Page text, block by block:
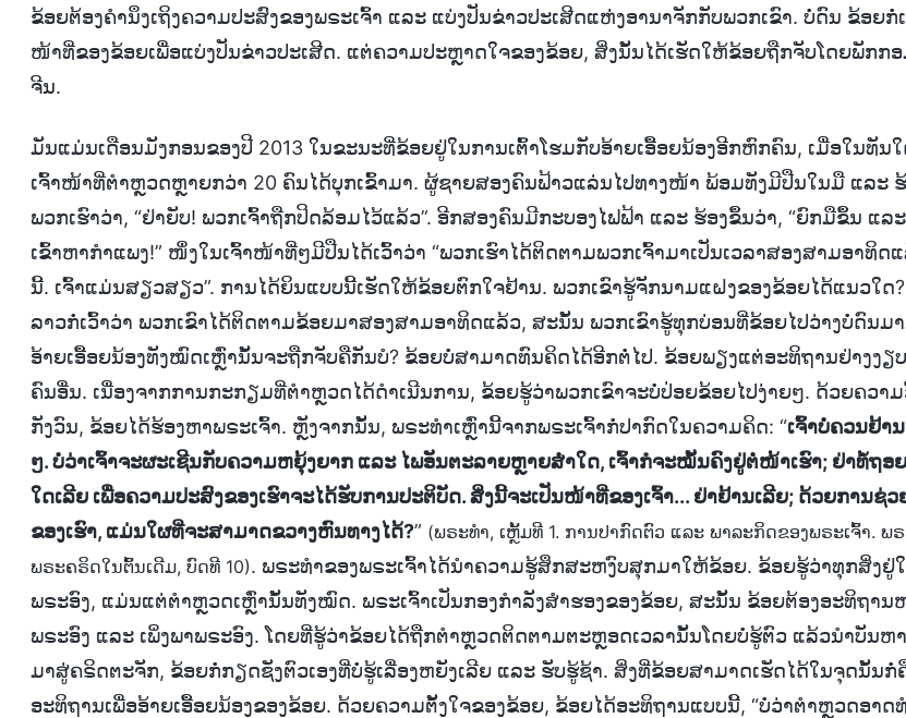
ຂ້ອຍຕ້ອງຄຳນຶງເຖິງຄວາມປະສົງຂອງພຣະເຈົ້າ ແລະ ແບ່ງປັນຂ່າວປະເສີດແຫ່ງອານາຈັກກັບພວກເຂົາ. ບໍ່ດົນ ຂ້ອຍກໍ່
ໜ້າທີ່ຂອງຂ້ອຍເພື່ອແບ່ງປັນຂ່າວປະເສີດ. ແຕ່ຄວາມປະຫຼາດໃຈຂອງຂ້ອຍ, ສິ່ງນັ້ນໄດ້ເຮັດໃຫ້ຂ້ອຍຖືກຈັບໂດຍພັກກ
ຈີນ.
ມັນແມ່ນເດືອນມັງກອນຂອງປີ 2013 ໃນຂະນະທີ່ຂ້ອຍຢູ່ໃນການເຕົ້າໂຮມກັບອ້າຍເອື້ອຍນ້ອງອີກຫົກຄົນ, ເມື່ອໃນທັນ
ເຈົ້າໜ້າທີ່ຕໍາຫຼວດຫຼາຍກວ່າ 20 ຄົນໄດ້ບຸກເຂົ້າມາ. ຜູ້ຊາຍສອງຄົນຟ້າວແລ່ນໄປທາງໜ້າ ພ້ອມທັງມີປືນໃນມື ແລະ
ພວກເຮົາວ່າ, “ຢ່າຍັບ! ພວກເຈົ້າຖືກປິດລ້ອມໄວ້ແລ້ວ”. ອີກສອງຄົນມີກະບອງໄຟຟ້າ ແລະ ຮ້ອງຂຶ້ນວ່າ, “ຍົກມືຂຶ້ນ ແ
ເຂົ້າຫາກຳແພງ!” ໜຶ່ງໃນເຈົ້າໜ້າທີ່ໆມີປືນໄດ້ເວົ້າວ່າ “ພວກເຮົາໄດ້ຕິດຕາມພວກເຈົ້າມາເປັນເວລາສອງສາມອາທິດ
ນີ້. ເຈົ້າແມ່ນສຽວສຽວ”. ການໄດ້ຍິນແບບນີ້ເຮັດໃຫ້ຂ້ອຍຕົກໃຈຢ້ານ. ພວກເຂົາຮູ້ຈັກນາມແຝງຂອງຂ້ອຍໄດ້ແນວໃດ
ລາວກໍ່ເວົ້າວ່າ ພວກເຂົາໄດ້ຕິດຕາມຂ້ອຍມາສອງສາມອາທິດແລ້ວ, ສະນັ້ນ ພວກເຂົາຮູ້ທຸກບ່ອນທີ່ຂ້ອຍໄປວ່າງບໍ່ດົນມ
ອ້າຍເອື້ອຍນ້ອງທັງໝົດເຫຼົ່ານັ້ນຈະຖືກຈັບຄືກັນບໍ? ຂ້ອຍບໍ່ສາມາດທົນຄິດໄດ້ອີກຕໍ່ໄປ. ຂ້ອຍພຽງແຕ່ອະທິຖານຢ່າງງຽ
ຄົນອື່ນ. ເນື່ອງຈາກການກະກຽມທີ່ຕໍາຫຼວດໄດ້ດຳເນີນການ, ຂ້ອຍຮູ້ວ່າພວກເຂົາຈະບໍ່ປ່ອຍຂ້ອຍໄປງ່າຍໆ. ດ້ວຍຄວາ
ກັງວົນ, ຂ້ອຍໄດ້ຮ້ອງຫາພຣະເຈົ້າ. ຫຼັງຈາກນັ້ນ, ພຣະທຳເຫຼົ່ານີ້ຈາກພຣະເຈົ້າກໍ່ປາກົດໃນຄວາມຄິດ: “ເຈົ້າບໍ່ຄວນຢ້າ
ໆ. ບໍ່ວ່າເຈົ້າຈະຜະເຊີນກັບຄວາມຫຍຸ້ງຍາກ ແລະ ໄພອັນຕະລາຍຫຼາຍສໍ່າໃດ, ເຈົ້າກໍຈະໝັ້ນຄົງຢູ່ຕໍ່ໜ້າເຮົາ; ຢ່າທໍ້ຖອ
ໃດເລີຍ ເພື່ອຄວາມປະສົງຂອງເຮົາຈະໄດ້ຮັບການປະຕິບັດ. ສິ່ງນີ້ຈະເປັນໜ້າທີ່ຂອງເຈົ້າ... ຢ່າຢ້ານເລີຍ; ດ້ວຍການຊ່ວ
ຂອງເຮົາ, ແມ່ນໃຜທີ່ຈະສາມາດຂວາງຫົນທາງໄດ້?” (ພຣະທຳ, ເຫຼັ້ມທີ 1. ການປາກົດຕົວ ແລະ ພາລະກິດຂອງພຣະເຈົ້າ. ພ
ພຣະຄຣິດໃນຕົ້ນເດີມ, ບົດທີ 10). ພຣະທຳຂອງພຣະເຈົ້າໄດ້ນໍາຄວາມຮູ້ສຶກສະຫງົບສຸກມາໃຫ້ຂ້ອຍ. ຂ້ອຍຮູ້ວ່າທຸກສິ່ງຢູ່
ພຣະອົງ, ແມ່ນແຕ່ຕຳຫຼວດເຫຼົ່ານັ້ນທັງໝົດ. ພຣະເຈົ້າເປັນກອງກໍາລັງສໍາຮອງຂອງຂ້ອຍ, ສະນັ້ນ ຂ້ອຍຕ້ອງອະທິຖານ
ພຣະອົງ ແລະ ເພິ່ງພາພຣະອົງ. ໂດຍທີ່ຮູ້ວ່າຂ້ອຍໄດ້ຖືກຕໍາຫຼວດຕິດຕາມຕະຫຼອດເວລານັ້ນໂດຍບໍ່ຮູ້ຕົວ ແລ້ວນໍາບັນຫ
ມາສູ່ຄຣິດຕະຈັກ, ຂ້ອຍກໍ່ກຽດຊັງຕົວເອງທີ່ບໍ່ຮູ້ເລື່ອງຫຍັງເລີຍ ແລະ ຮັບຮູ້ຊ້າ. ສິ່ງທີ່ຂ້ອຍສາມາດເຮັດໄດ້ໃນຈຸດນັ້ນກໍ່
ອະທິຖານເພື່ອອ້າຍເອື້ອຍນ້ອງຂອງຂ້ອຍ. ດ້ວຍຄວາມຕັ້ງໃຈຂອງຂ້ອຍ, ຂ້ອຍໄດ້ອະທິຖານແບບນີ້, “ບໍ່ວ່າຕຳຫຼວດອາດ